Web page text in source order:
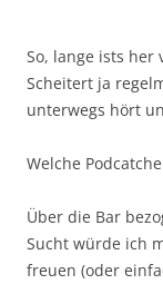
So, lange ists her
Scheitert ja
unterwegs hört
Welche
Über die Bar
Sucht würde ich
freuen (oder